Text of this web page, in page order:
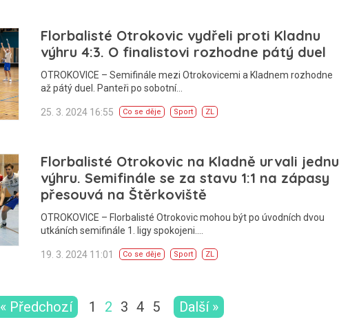
Florbalisté Otrokovic vydřeli proti Kladnu
výhru 4:3. O finalistovi rozhodne pátý duel
OTROKOVICE – Semifinále mezi Otrokovicemi a Kladnem rozhodne
až pátý duel. Panteři po sobotní…
25. 3. 2024 16:55 Co se děje Sport ZL
Florbalisté Otrokovic na Kladně urvali jednu
výhru. Semifinále se za stavu 1:1 na zápasy
přesouvá na Štěrkoviště
OTROKOVICE – Florbalisté Otrokovic mohou být po úvodních dvou
utkáních semifinále 1. ligy spokojeni.…
19. 3. 2024 11:01 Co se děje Sport ZL
« Předchozí 1 2 3 4 5 Další »